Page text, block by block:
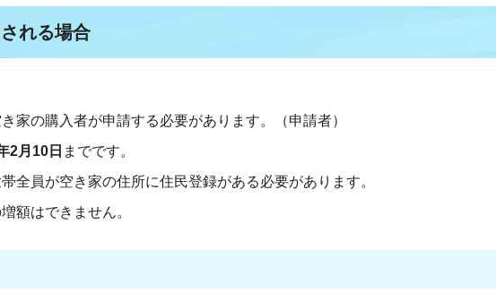
れる場合
家の購入者が申請する必要があります。（申請者）
2月10日 までです。
全員が空き家の住所に住民登録がある必要があります。
額はできません。